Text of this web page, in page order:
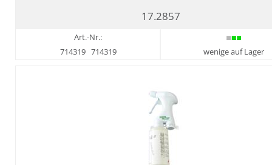
17.2857
Art.-Nr.:
714319 714319 wenige auf Lager